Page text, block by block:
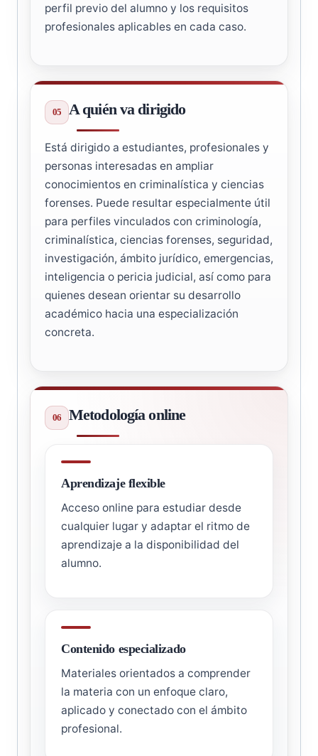
perfil previo del alumno y los requisitos
profesionales aplicables en cada caso.
A quién va dirigido
Está dirigido a estudiantes, profesionales y
personas interesadas en ampliar
conocimientos en criminalística y ciencias
forenses. Puede resultar especialmente útil
para perfiles vinculados con criminología,
criminalística, ciencias forenses, seguridad,
investigación, ámbito jurídico, emergencias,
inteligencia o pericia judicial, así como para
quienes desean orientar su desarrollo
académico hacia una especialización
concreta.
Metodología online
Aprendizaje flexible
Acceso online para estudiar desde
cualquier lugar y adaptar el ritmo de
aprendizaje a la disponibilidad del
alumno.
Contenido especializado
Materiales orientados a comprender
la materia con un enfoque claro,
aplicado y conectado con el ámbito
profesional.